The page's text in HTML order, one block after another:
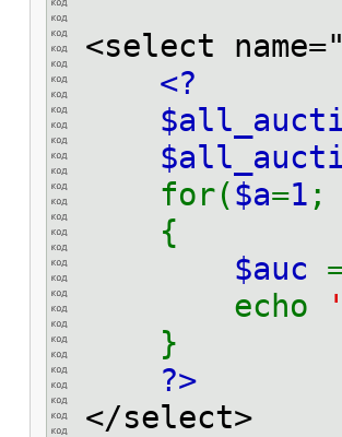
<select
<?
for($a=1 ;
{
$auc
echo
}
?>
</select>